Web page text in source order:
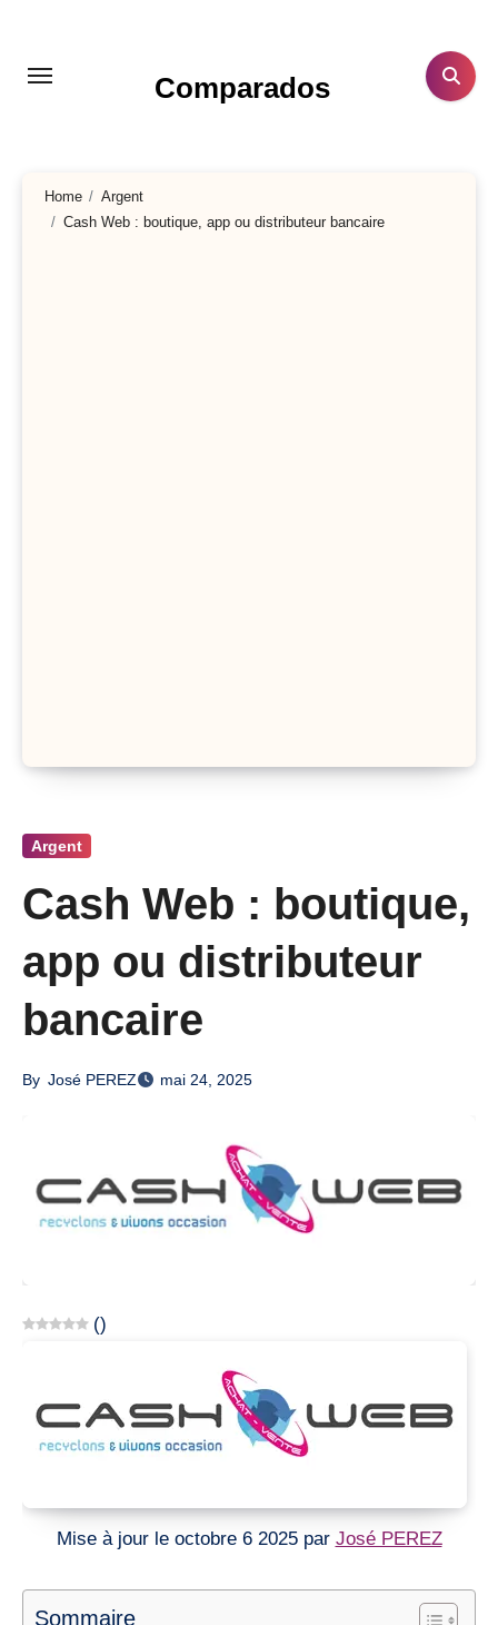
contenu
Comparados
Home
Argent
Cash Web : boutique, app ou distributeur bancaire
Argent
Cash Web : boutique,
app ou distributeur
bancaire
By José PEREZ mai 24, 2025
()
Mise à jour le octobre 6 2025 par José PEREZ
Sommaire